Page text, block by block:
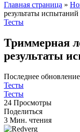
Главная страница »
результаты испытаний
Тесты
Триммерная
результаты
Последнее
Тесты
Тесты
24 Просмотры
Поделиться
3 Мин. чтения